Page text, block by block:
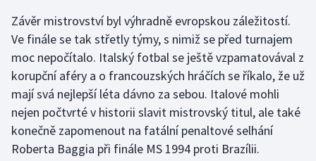
Závěr mistrovství byl výhradně evropskou záležitostí.
Ve finále se tak střetly týmy, s nimiž se před turnajem
moc nepočítalo. Italský fotbal se ještě vzpamatovával z
korupční aféry a o francouzských hráčích se říkalo, že už
mají svá nejlepší léta dávno za sebou. Italové mohli
nejen počtvrté v historii slavit mistrovský titul, ale také
konečně zapomenout na fatální penaltové selhání
Roberta Baggia při finále MS 1994 proti Brazílii.